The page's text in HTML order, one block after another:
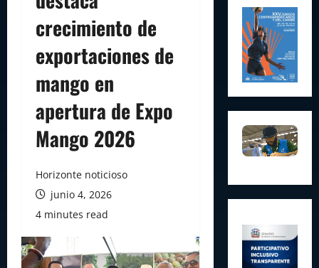
crecimiento de
exportaciones de
mango en
apertura de Expo
Mango 2026
Horizonte noticioso
junio 4, 2026
4 minutes read